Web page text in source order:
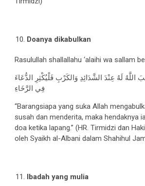
Doanya dikabulkan
Rasulullah shallallahu ‘alaihi wa sallam
لَهُ عِنْدَ الشَّدَائِدِ وَالكَرْبِ فَلْيُكْثِرِ الدُّعَاءَ
فِي الرَّخَاءِ
“Barangsiapa yang suka Allah
susah dan menderita, maka hendaknya
doa ketika lapang.” (HR. Tirmidzi dan
oleh Syaikh al-Albani dalam Shahihul
Ibadah yang mulia